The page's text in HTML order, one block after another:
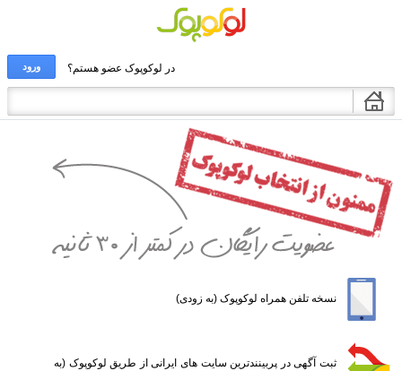
ورود در لوکوپوک عضو هستم؟
نسخه تلفن همراه لوکوپوک (به زودی)
ثبت آگهی در پربینندترین سایت های ایرانی از طریق لوکوپوک (به